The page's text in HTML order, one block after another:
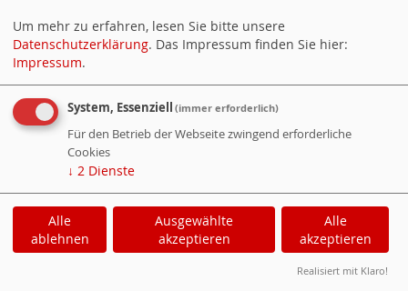
Um mehr zu erfahren, lesen Sie bitte unsere
Datenschutzerklärung. Das Impressum finden Sie hier:
Impressum.
System, Essenziell (immer erforderlich)
Für den Betrieb der Webseite zwingend erforderliche
Cookies
↓ 2 Dienste
Alle
ablehnen
Ausgewählte
akzeptieren
Alle
akzeptieren
Realisiert mit Klaro!